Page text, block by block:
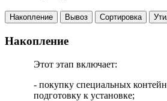
Накопление Вывоз Сортировка
Накопление
Этот этап включает:
- покупку специальных
подготовку к установке;